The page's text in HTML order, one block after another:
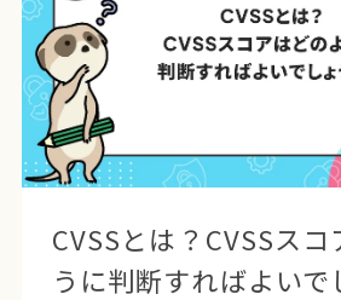
CVSSとは？CVSSス
うに判断すればよいで